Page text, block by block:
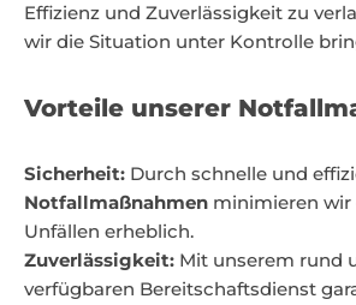
Effizienz und Zuverlässigkeit zu
wir die Situation unter Kontrolle
Vorteile unserer
Sicherheit: Durch schnelle und
Notfallmaßnahmen minimieren wir
Unfällen erheblich.
Zuverlässigkeit: Mit unserem rund
verfügbaren Bereitschaftsdienst